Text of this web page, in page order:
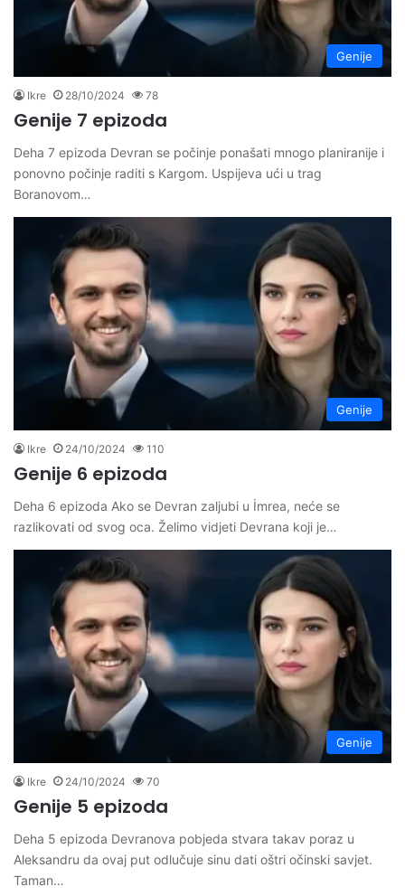
Genije
Ikre 28/10/2024 78
Genije 7 epizoda
Deha 7 epizoda Devran se počinje ponašati mnogo planiranije i
ponovno počinje raditi s Kargom. Uspijeva ući u trag
Boranovom…
Genije
Ikre 24/10/2024 110
Genije 6 epizoda
Deha 6 epizoda Ako se Devran zaljubi u İmrea, neće se
razlikovati od svog oca. Želimo vidjeti Devrana koji je…
Genije
Ikre 24/10/2024 70
Genije 5 epizoda
Deha 5 epizoda Devranova pobjeda stvara takav poraz u
Aleksandru da ovaj put odlučuje sinu dati oštri očinski savjet.
Taman…